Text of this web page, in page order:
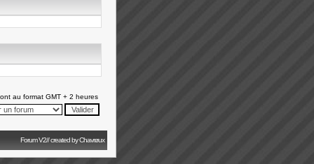
au format GMT + 2 heures
Forum V2// created by Chavrøux